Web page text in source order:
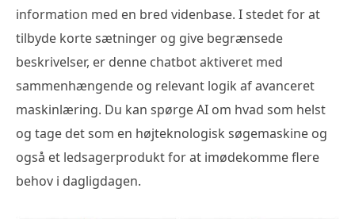
information med en bred videnbase. I stedet for at
tilbyde korte sætninger og give begrænsede
beskrivelser, er denne chatbot aktiveret med
sammenhængende og relevant logik af avanceret
maskinlæring. Du kan spørge AI om hvad som helst
og tage det som en højteknologisk søgemaskine og
også et ledsagerprodukt for at imødekomme flere
behov i dagligdagen.